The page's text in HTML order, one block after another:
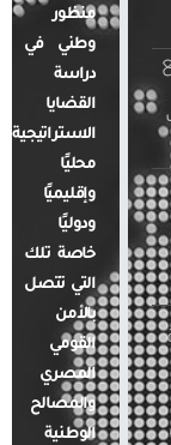
منظور
وطني في
دراسة
القضايا
الاستراتيجية
محليًا
وإقليميًا
ودوليًا
خاصة تلك
التي تتصل
بالأمن
القومي
المصري
والمصالح
الوطنية